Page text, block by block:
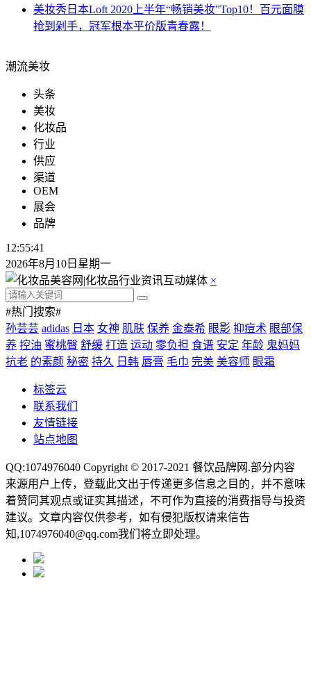
美妆秀 日本Loft 2020上半年“畅销美妆”Top10！百元面膜
抢到剁手，冠军根本平价版青春露！
潮流美妆
头条
美妆
化妆品
行业
供应
渠道
OEM
展会
品牌
12:55:42
2026年8月10日星期一
×
#热门搜索#
孙芸芸 adidas 日本 女神 肌肤 保养 金泰希 眼影 抑痘术 眼部保
养 控油 蜜桃臀 舒缓 打造 运动 零负担 食谱 安定 年龄 鬼妈妈
抗老 的素颜 秘密 持久 日韩 唇膏 毛巾 完美 美容师 眼霜
标签云
联系我们
友情链接
站点地图
QQ:1074976040 Copyright © 2017-2021 餐饮品牌网 .部分内容
来源用户上传，登载此文出于传递更多信息之目的，并不意味
着赞同其观点或证实其描述，不可作为直接的消费指导与投资
建议。文章内容仅供参考，如有侵犯版权请来信告
知,1074976040@qq.com我们将立即处理。